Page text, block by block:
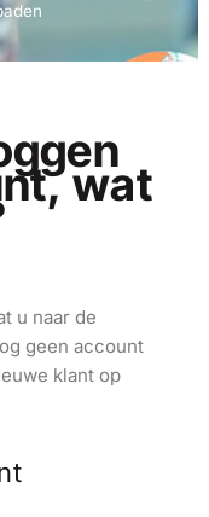
wat
u naar de
geen account
klant op